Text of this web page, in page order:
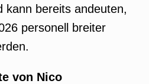
kann bereits andeuten,
personell breiter
von Nico